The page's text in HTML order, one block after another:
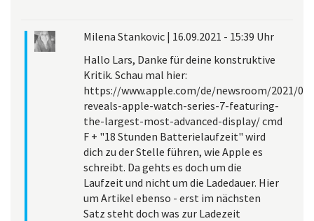
Milena Stankovic | 16.09.2021 - 15:39 Uhr
Hallo Lars, Danke für deine konstruktive
Kritik. Schau mal hier:
https://www.apple.com/de/newsroom/2021/
reveals-apple-watch-series-7-featuring-
the-largest-most-advanced-display/ cmd
F + "18 Stunden Batterielaufzeit" wird
dich zu der Stelle führen, wie Apple es
schreibt. Da gehts es doch um die
Laufzeit und nicht um die Ladedauer. Hier
um Artikel ebenso - erst im nächsten
Satz steht doch was zur Ladezeit